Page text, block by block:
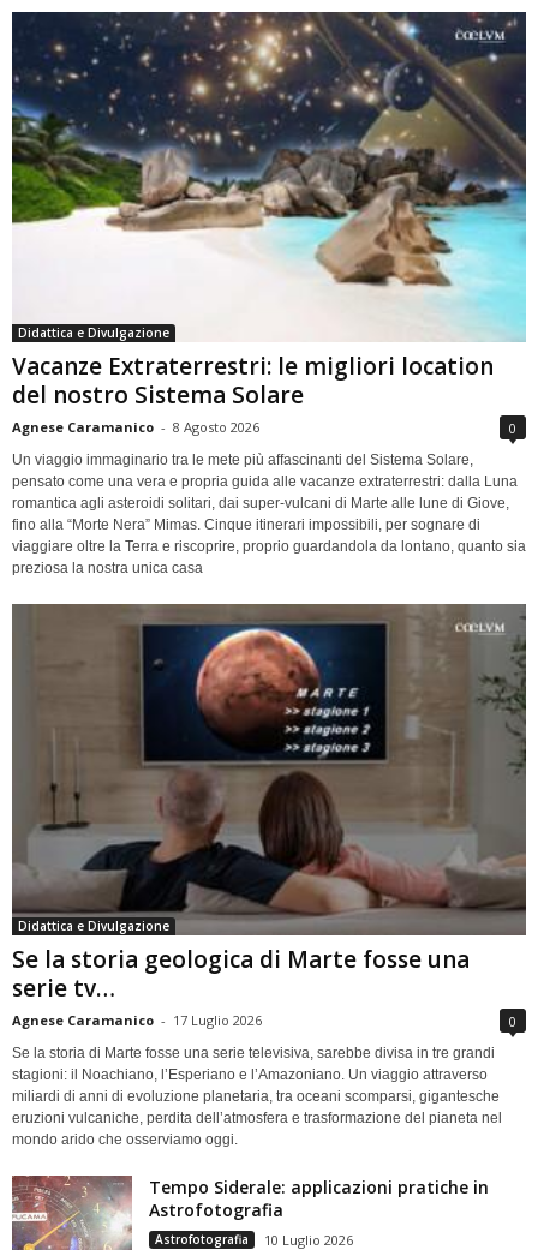
Didattica e Divulgazione
Vacanze Extraterrestri: le migliori location
del nostro Sistema Solare
Agnese Caramanico - 8 Agosto 2026 0
Un viaggio immaginario tra le mete più affascinanti del Sistema Solare,
pensato come una vera e propria guida alle vacanze extraterrestri: dalla Luna
romantica agli asteroidi solitari, dai super-vulcani di Marte alle lune di Giove,
fino alla “Morte Nera” Mimas. Cinque itinerari impossibili, per sognare di
viaggiare oltre la Terra e riscoprire, proprio guardandola da lontano, quanto sia
preziosa la nostra unica casa
Didattica e Divulgazione
Se la storia geologica di Marte fosse una
serie tv…
Agnese Caramanico - 17 Luglio 2026 0
Se la storia di Marte fosse una serie televisiva, sarebbe divisa in tre grandi
stagioni: il Noachiano, l’Esperiano e l’Amazoniano. Un viaggio attraverso
miliardi di anni di evoluzione planetaria, tra oceani scomparsi, gigantesche
eruzioni vulcaniche, perdita dell’atmosfera e trasformazione del pianeta nel
mondo arido che osserviamo oggi.
Tempo Siderale: applicazioni pratiche in
Astrofotografia
Astrofotografia 10 Luglio 2026